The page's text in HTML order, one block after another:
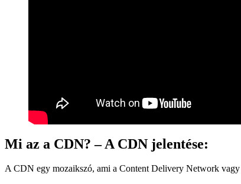
Mi az a CDN? – A CDN jelentése:
A CDN egy mozaikszó, ami a Content Delivery Network